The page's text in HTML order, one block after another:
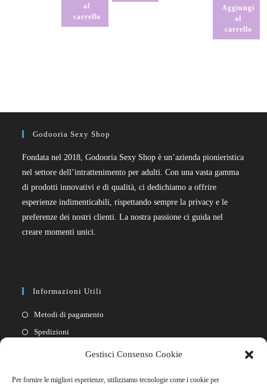
Gestisci Consenso Cookie
Per fornire le migliori esperienze, utilizziamo tecnologie come i cookie per
al
carrello
Aggiungi
al
carrello
Godooria Sexy Shop
Fondata nel 2018, Godooria Sexy Shop è un’azienda pionieristica
nel settore dell’intrattenimento per adulti. Con una vasta gamma
di prodotti innovativi e di qualità, ci dedichiamo a offrire
esperienze indimenticabili, rispettando sempre la privacy e le
preferenze dei nostri clienti. La nostra passione ci guida nel
creare momenti unici.
Informazioni Utili
Metodi di pagamento
Spedizioni